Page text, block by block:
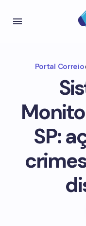
Portal Correio
SP: